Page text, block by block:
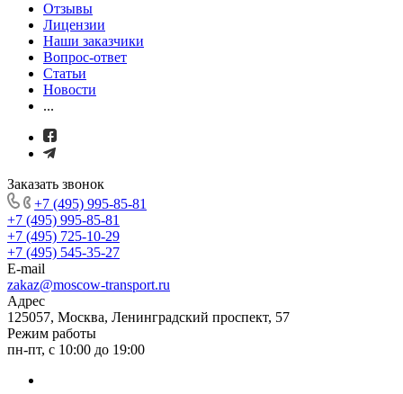
Отзывы
Лицензии
Наши заказчики
Вопрос-ответ
Статьи
Новости
...
Заказать звонок
+7 (495) 995-85-81
+7 (495) 995-85-81
+7 (495) 725-10-29
+7 (495) 545-35-27
E-mail
zakaz@moscow-transport.ru
Адрес
125057, Москва, Ленинградский проспект, 57
Режим работы
пн-пт, с 10:00 до 19:00